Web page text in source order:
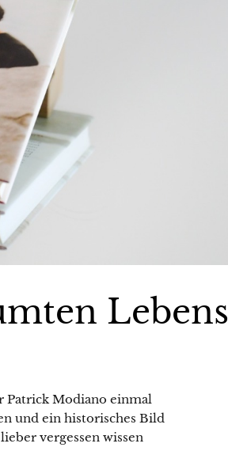
Lebens
Patrick Modiano einmal
und ein historisches Bild
vergessen wissen